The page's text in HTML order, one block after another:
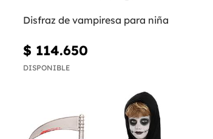
Disfraz de vampiresa para niña
$ 114.650
DISPONIBLE